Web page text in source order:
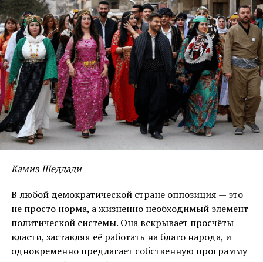
Гнедин Е.А.: Вспоминания о Чингизе
Илдырыме.
Библиография курдов Е.-Г.
Пчелиной: к истории
неопубликованной работы.
НАЖМИТЕ, ЧТОБЫ ПРОКОММЕНТИРОВАТЬ
Камиз Шеддади
В любой демократической стране оппозиция — это
не просто норма, а жизненно необходимый элемент
политической системы. Она вскрывает просчёты
власти, заставляя её работать на благо народа, и
одновременно предлагает собственную программу